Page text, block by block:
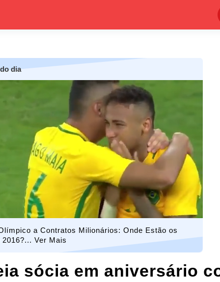
dia
a Contratos Milionários: Onde Estão os
2016?... Ver Mais
sócia em aniversário